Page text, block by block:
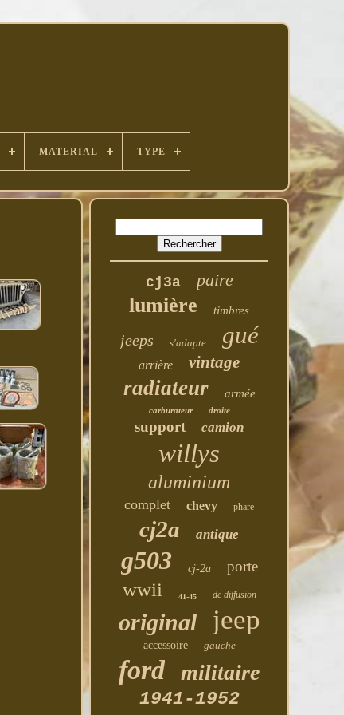
MATERIAL TYPE
cj3a paire
lumière timbres
jeeps s'adapte gué
arrière vintage
radiateur armée
carburateur droite
support camion
willys
aluminium
complet chevy phare
cj2a antique
g503 cj-2a porte
wwii 41-45 de diffusion
original jeep
accessoire gauche
ford militaire
1941-1952